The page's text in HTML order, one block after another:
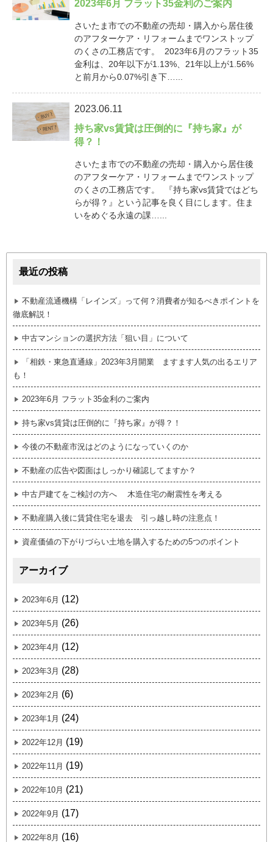
2023年6月 フラット35金利のご案内
さいたま市での不動産の売却・購入から居住後
のアフターケア・リフォームまでワンストップ
のくさの工務店です。 2023年6月のフラット35
金利は、20年以下が1.13%、21年以上が1.56%
と前月から0.07%引き下…...
2023.06.11
持ち家vs賃貸は圧倒的に『持ち家』が
得？！
さいたま市での不動産の売却・購入から居住後
のアフターケア・リフォームまでワンストップ
のくさの工務店です。 『持ち家vs賃貸ではどち
らが得？』という記事を良く目にします。住ま
いをめぐる永遠の課…...
最近の投稿
不動産流通機構「レインズ」って何？消費者が知るべきポイントを
徹底解説！
中古マンションの選択方法「狙い目」について
「相鉄・東急直通線」2023年3月開業 ますます人気の出るエリア
も！
2023年6月 フラット35金利のご案内
持ち家vs賃貸は圧倒的に『持ち家』が得？！
今後の不動産市況はどのようになっていくのか
不動産の広告や図面はしっかり確認してますか？
中古戸建てをご検討の方へ 木造住宅の耐震性を考える
不動産購入後に賃貸住宅を退去 引っ越し時の注意点！
資産価値の下がりづらい土地を購入するための5つのポイント
アーカイブ
2023年6月 (12)
2023年5月 (26)
2023年4月 (12)
2023年3月 (28)
2023年2月 (6)
2023年1月 (24)
2022年12月 (19)
2022年11月 (19)
2022年10月 (21)
2022年9月 (17)
2022年8月 (16)